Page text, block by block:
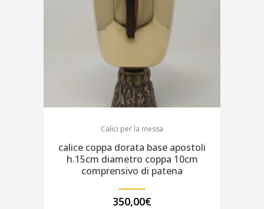
Calici per la messa
calice coppa dorata base apostoli
h.15cm diametro coppa 10cm
comprensivo di patena
350,00€